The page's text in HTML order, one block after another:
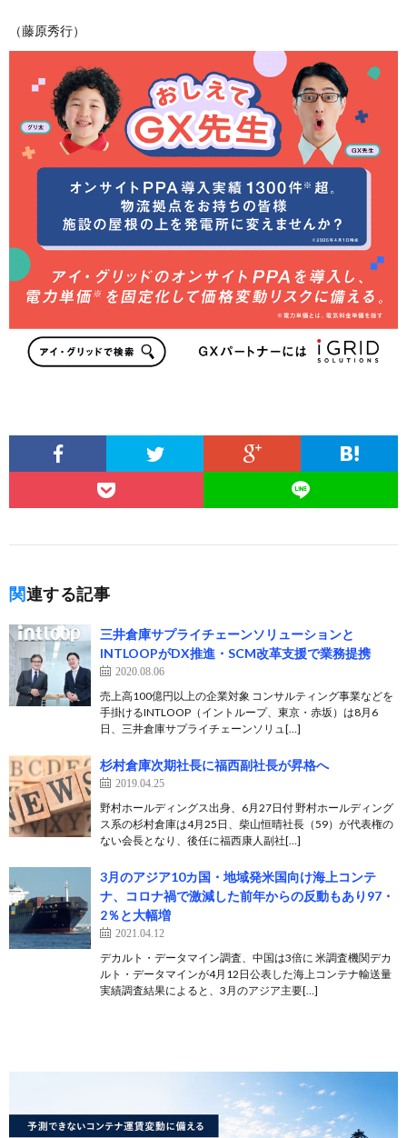
（藤原秀行）
関連する記事
三井倉庫サプライチェーンソリューションと
INTLOOPがDX推進・SCM改革支援で業務提携
2020.08.06
売上高100億円以上の企業対象 コンサルティング事業などを
手掛けるINTLOOP（イントループ、東京・赤坂）は8月6
日、三井倉庫サプライチェーンソリュ[…]
杉村倉庫次期社長に福西副社長が昇格へ
2019.04.25
野村ホールディングス出身、6月27日付 野村ホールディング
ス系の杉村倉庫は4月25日、柴山恒晴社長（59）が代表権の
ない会長となり、後任に福西康人副社[…]
3月のアジア10カ国・地域発米国向け海上コンテ
ナ、コロナ禍で激減した前年からの反動もあり97・
2％と大幅増
2021.04.12
デカルト・データマイン調査、中国は3倍に 米調査機関デカ
ルト・データマインが4月12日公表した海上コンテナ輸送量
実績調査結果によると、3月のアジア主要[…]